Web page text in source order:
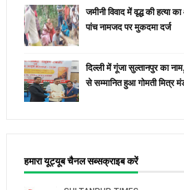
जमीनी विवाद में वृद्ध की हत्या
पांच नामजद पर मुकदमा दर्ज
दिल्ली में गूंजा सुल्तानपुर का
से सम्मानित हुआ गोमती मित्र
हमारा यूट्यूब चैनल सब्सक्राइब करें